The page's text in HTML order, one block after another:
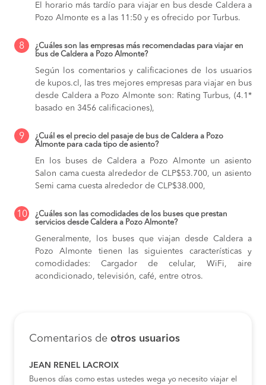
El horario más tardío para viajar en bus desde Caldera a
Pozo Almonte es a las 11:50 y es ofrecido por Turbus.
8
¿Cuáles son las empresas más recomendadas para viajar en
bus de Caldera a Pozo Almonte?
Según los comentarios y calificaciones de los usuarios
de kupos.cl, las tres mejores empresas para viajar en bus
desde Caldera a Pozo Almonte son: Rating Turbus, (4.1*
basado en 3456 calificaciones),
9
¿Cuál es el precio del pasaje de bus de Caldera a Pozo
Almonte para cada tipo de asiento?
En los buses de Caldera a Pozo Almonte un asiento
Salon cama cuesta alrededor de CLP$53.700, un asiento
Semi cama cuesta alrededor de CLP$38.000,
10
¿Cuáles son las comodidades de los buses que prestan
servicios desde Caldera a Pozo Almonte?
Generalmente, los buses que viajan desde Caldera a
Pozo Almonte tienen las siguientes características y
comodidades: Cargador de celular, WiFi, aire
acondicionado, televisión, café, entre otros.
Comentarios de otros usuarios
JEAN RENEL LACROIX
Buenos días como estas ustedes wega yo necesito viajar el